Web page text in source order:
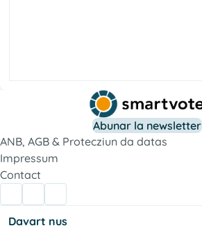
t
e
n
d
ì
a
d
i
Abunar la newsletter
ANB, AGB & Protecziun da datas
Impressum
Contact
Davart nus